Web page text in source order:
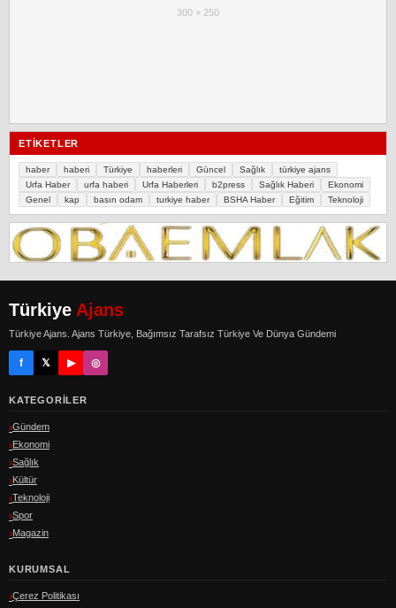
300 × 250
ETIKETLER
haber haberi Türkiye haberleri Güncel Sağlık
türkiye ajans
Urfa Haber
urfa haberi Urfa Haberleri b2press Sağlık Haberi
Ekonomi
Genel
kap basın odam turkiye haber BSHA Haber Eğitim Teknoloji
Türkiye Ajans
Türkiye Ajans. Ajans Türkiye, Bağımsız Tarafsız Türkiye Ve Dünya Gündemi
f 𝕏 ▶ ◎
KATEGORILER
Gündem
Ekonomi
Sağlık
Kültür
Teknoloji
Spor
Magazin
KURUMSAL
Çerez Politikası